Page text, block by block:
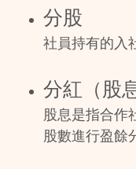
分股
社員持有的入
分紅（股
股息是指合作
股數進行盈餘